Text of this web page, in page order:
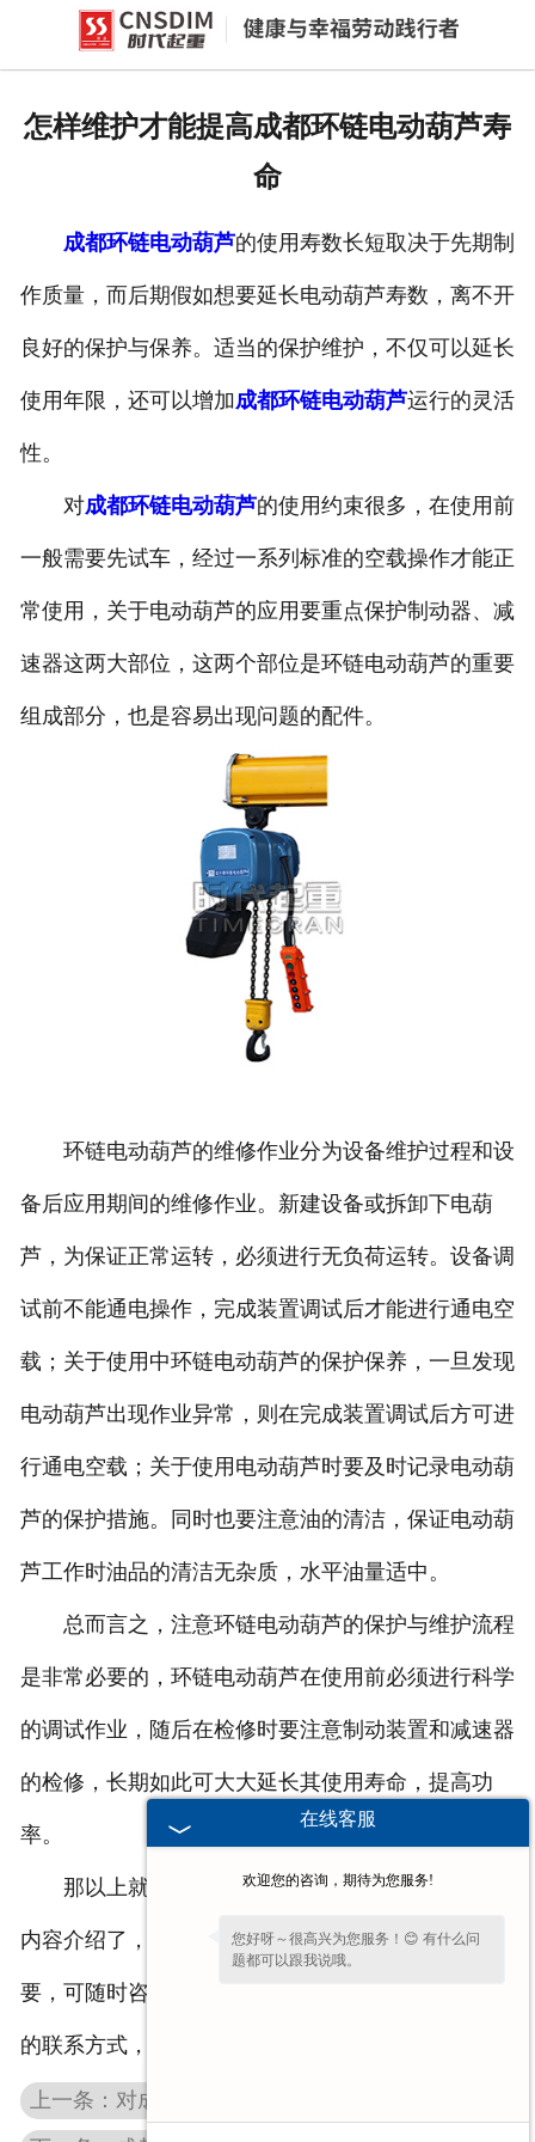
网站首页
企业文化
联系我们
怎样维护才能提高成都环链电动葫芦寿
命
成都环链电动葫芦的使用寿数长短取决于先期制
作质量，而后期假如想要延长电动葫芦寿数，离不开
良好的保护与保养。适当的保护维护，不仅可以延长
使用年限，还可以增加成都环链电动葫芦运行的灵活
性。
对成都环链电动葫芦的使用约束很多，在使用前
一般需要先试车，经过一系列标准的空载操作才能正
常使用，关于电动葫芦的应用要重点保护制动器、减
速器这两大部位，这两个部位是环链电动葫芦的重要
组成部分，也是容易出现问题的配件。
环链电动葫芦的维修作业分为设备维护过程和设
备后应用期间的维修作业。新建设备或拆卸下电葫
芦，为保证正常运转，必须进行无负荷运转。设备调
试前不能通电操作，完成装置调试后才能进行通电空
载；关于使用中环链电动葫芦的保护保养，一旦发现
电动葫芦出现作业异常，则在完成装置调试后方可进
行通电空载；关于使用电动葫芦时要及时记录电动葫
芦的保护措施。同时也要注意油的清洁，保证电动葫
芦工作时油品的清洁无杂质，水平油量适中。
总而言之，注意环链电动葫芦的保护与维护流程
是非常必要的，环链电动葫芦在使用前必须进行科学
的调试作业，随后在检修时要注意制动装置和减速器
的检修，长期如此可大大延长其使用寿命，提高功
率。
那以上就是对于提高环链电动葫芦的寿命的一些
内容介绍了，大家可以了解一下，有什么问题和需
要，可随时咨询联系我们！也可直接在网站上留下您
的联系方式，我们会及时与您联系！
上一条：对成都电动葫芦一些常见问题的具体分析
在线客服
欢迎您的咨询，期待为您服务!
您好呀～很高兴为您服务！😊 有什么问
题都可以跟我说哦。